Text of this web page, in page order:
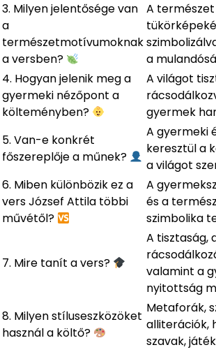
3. Milyen jelentősége van
a
természetmotívumoknak
a versben?
A
a
4. Hogyan jelenik meg a
gyermeki nézőpont a
költeményben?
A világot
gyermek
5. Van-e konkrét
főszereplője a műnek?
A gyermeki
keresztül a
a világot
6. Miben különbözik ez a
vers József Attila többi
művétől?
A
és a
szimbolika
7. Mire tanít a vers?
A tisztaság,
valamint a
nyitottság
8. Milyen stíluseszközöket
használ a költő?
Metaforák,
alliterációk,
szavak,